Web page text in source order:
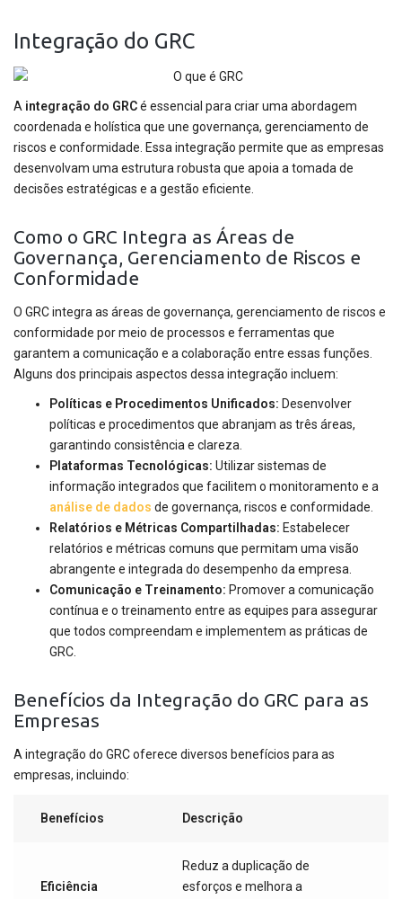
Integração do GRC
A integração do GRCé essencial para criar uma abordagem
coordenada e holística que une governança, gerenciamento de
riscos e conformidade. Essa integração permite que as empresas
desenvolvam uma estrutura robusta que apoia a tomada de
decisões estratégicas e a gestão eficiente.
Como o GRC Integra as Áreas de
Governança, Gerenciamento de Riscos e
Conformidade
O GRC integra as áreas de governança, gerenciamento de riscos e
conformidade por meio de processos e ferramentas que
garantem a comunicação e a colaboração entre essas funções.
Alguns dos principais aspectos dessa integração incluem:
Políticas e Procedimentos Unificados: Desenvolver
políticas e procedimentos que abranjam as três áreas,
garantindo consistência e clareza.
Plataformas Tecnológicas: Utilizar sistemas de
informação integrados que facilitem o monitoramento e a
análise de dados de governança, riscos e conformidade.
Relatórios e Métricas Compartilhadas: Estabelecer
relatórios e métricas comuns que permitam uma visão
abrangente e integrada do desempenho da empresa.
Comunicação e Treinamento: Promover a comunicação
contínua e o treinamento entre as equipes para assegurar
que todos compreendam e implementem as práticas de
GRC.
Benefícios da Integração do GRC para as
Empresas
A integração do GRC oferece diversos benefícios para as
empresas, incluindo:
Benefícios Descrição
Eficiência
Reduz a duplicação de
esforços e melhora a